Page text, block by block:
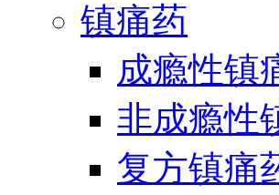
镇痛药
成瘾性镇
非成瘾性
复方镇痛